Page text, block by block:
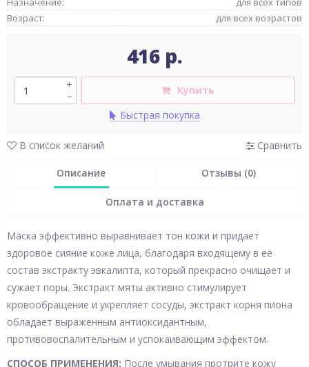
Возраст:
для всех возрастов
416 р.
–
+
Купить
Быстрая покупка
В список желаний Сравнить
Описание Отзывы (0)
Оплата и доставка
Маска эффективно выравнивает тон кожи и придает
здоровое сияние коже лица, благодаря входящему в её
состав экстракту эвкалипта, который прекрасно очищает и
сужает поры. Экстракт мяты активно стимулирует
кровообращение и укрепляет сосуды, экстракт корня пиона
обладает выраженным антиоксидантным,
противовоспалительным и успокаивающим эффектом.
СПОСОБ ПРИМЕНЕНИЯ: После умывания протрите кожу